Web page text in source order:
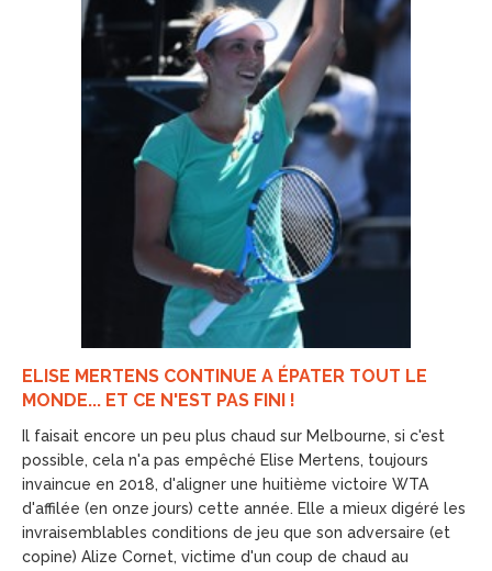
ELISE MERTENS CONTINUE A ÉPATER TOUT LE
MONDE... ET CE N'EST PAS FINI !
Il faisait encore un peu plus chaud sur Melbourne, si c'est
possible, cela n'a pas empêché Elise Mertens, toujours
invaincue en 2018, d'aligner une huitième victoire WTA
d'affilée (en onze jours) cette année. Elle a mieux digéré les
invraisemblables conditions de jeu que son adversaire (et
copine) Alize Cornet, victime d'un coup de chaud au